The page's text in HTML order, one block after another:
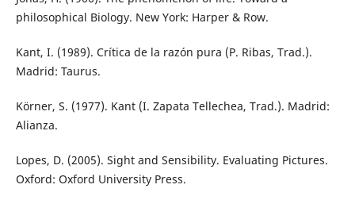
philosophical Biology. New York: Harper & Row.
Kant, I. (1989). Crítica de la razón pura (P. Ribas, Trad.).
Madrid: Taurus.
Körner, S. (1977). Kant (I. Zapata Tellechea, Trad.). Madrid:
Alianza.
Lopes, D. (2005). Sight and Sensibility. Evaluating Pictures.
Oxford: Oxford University Press.